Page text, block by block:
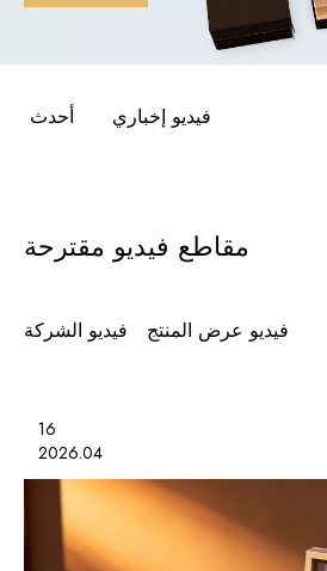
أحدث فيديو إخباري
مقاطع فيديو مقترحة
فيديو الشركة فيديو عرض المنتج
16
2026.04